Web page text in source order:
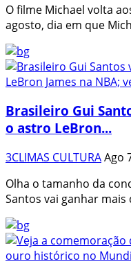
O filme Michael volta
agosto, dia em que
Brasileiro Gui
o astro LeBron...
3CLIMAS CULTURAAgo
Olha o tamanho da
Santos vai ganhar mais